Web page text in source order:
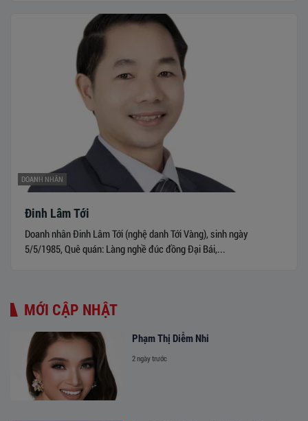
DOANH NHÂN
Đinh Lâm Tới
Doanh nhân Đinh Lâm Tới (nghệ danh Tới Vàng), sinh ngày
5/5/1985, Quê quán: Làng nghề đúc đồng Đại Bái,...
MỚI CẬP NHẬT
Phạm Thị Diễm Nhi
2 ngày trước